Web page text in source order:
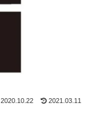
2020.10.22 2021.03.11